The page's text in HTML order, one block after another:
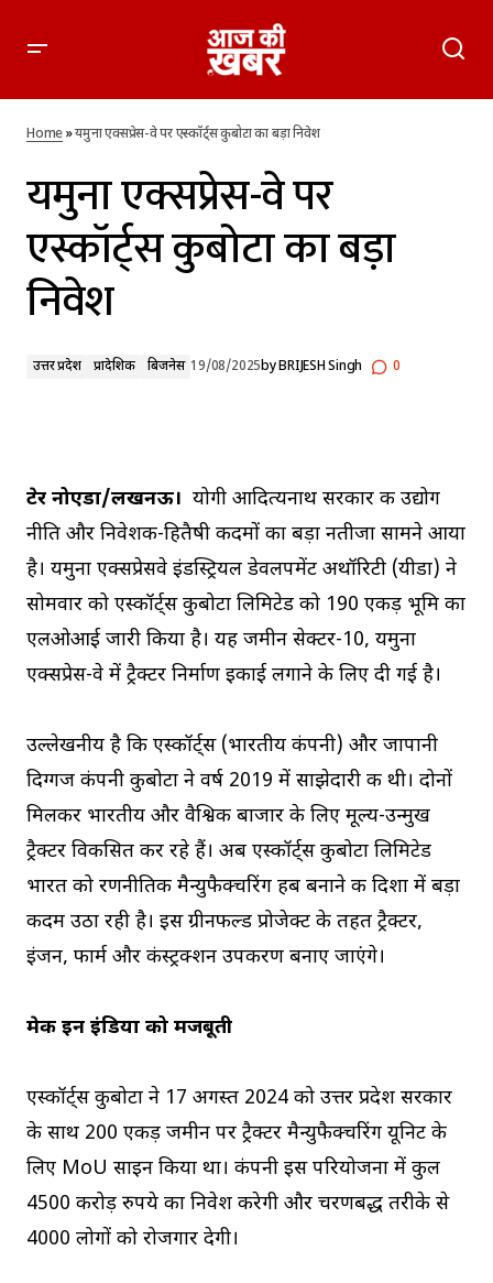
यमुना एक्सप्रेस-वे पर एस्कॉर्ट्स कुबोटा का बड़ा निवेश
Home»यमुना एक्सप्रेस-वे पर एस्कॉर्ट्स कुबोटा का बड़ा निवेश
यमुना एक्सप्रेस-वे पर
एस्कॉर्ट्स कुबोटा का बड़ा
निवेश
उत्तर प्रदेश प्रादेशिक बिजनेस 19/08/2025byBRIJESH Singh 0
ग्रेटर नोएडा/लखनऊ। योगी आदित्यनाथ सरकार की उद्योग
नीति और निवेशक-हितैषी कदमों का बड़ा नतीजा सामने आया
है। यमुना एक्सप्रेसवे इंडस्ट्रियल डेवलपमेंट अथॉरिटी (यीडा) ने
सोमवार को एस्कॉर्ट्स कुबोटा लिमिटेड को 190 एकड़ भूमि का
एलओआई जारी किया है। यह जमीन सेक्टर-10, यमुना
एक्सप्रेस-वे में ट्रैक्टर निर्माण इकाई लगाने के लिए दी गई है।
उल्लेखनीय है कि एस्कॉर्ट्स (भारतीय कंपनी) और जापानी
दिग्गज कंपनी कुबोटा ने वर्ष 2019 में साझेदारी की थी। दोनों
मिलकर भारतीय और वैश्विक बाजार के लिए मूल्य-उन्मुख
ट्रैक्टर विकसित कर रहे हैं। अब एस्कॉर्ट्स कुबोटा लिमिटेड
भारत को रणनीतिक मैन्युफैक्चरिंग हब बनाने की दिशा में बड़ा
कदम उठा रही है। इस ग्रीनफील्ड प्रोजेक्ट के तहत ट्रैक्टर,
इंजन, फार्म और कंस्ट्रक्शन उपकरण बनाए जाएंगे।
मेक इन इंडिया को मजबूती
एस्कॉर्ट्स कुबोटा ने 17 अगस्त 2024 को उत्तर प्रदेश सरकार
के साथ 200 एकड़ जमीन पर ट्रैक्टर मैन्युफैक्चरिंग यूनिट के
लिए MoU साइन किया था। कंपनी इस परियोजना में कुल
4500 करोड़ रुपये का निवेश करेगी और चरणबद्ध तरीके से
4000 लोगों को रोजगार देगी।